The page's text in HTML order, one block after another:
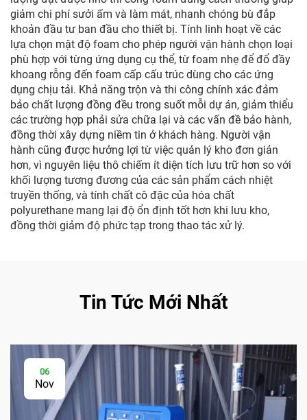
giảm chi phí sưởi ấm và làm mát, nhanh chóng bù đắp
khoản đầu tư ban đầu cho thiết bị. Tính linh hoạt về các
lựa chọn mật độ foam cho phép người vận hành chọn loại
phù hợp với từng ứng dụng cụ thể, từ foam nhẹ để đổ đầy
khoang rỗng đến foam cấp cấu trúc dùng cho các ứng
dụng chịu tải. Khả năng trộn và thi công chính xác đảm
bảo chất lượng đồng đều trong suốt mỗi dự án, giảm thiểu
các trường hợp phải sửa chữa lại và các vấn đề bảo hành,
đồng thời xây dựng niềm tin ở khách hàng. Người vận
hành cũng được hưởng lợi từ việc quản lý kho đơn giản
hơn, vì nguyên liệu thô chiếm ít diện tích lưu trữ hơn so với
khối lượng tương đương của các sản phẩm cách nhiệt
truyền thống, và tính chất cô đặc của hóa chất
polyurethane mang lại độ ổn định tốt hơn khi lưu kho,
đồng thời giảm độ phức tạp trong thao tác xử lý.
Tin Tức Mới Nhất
06
Nov